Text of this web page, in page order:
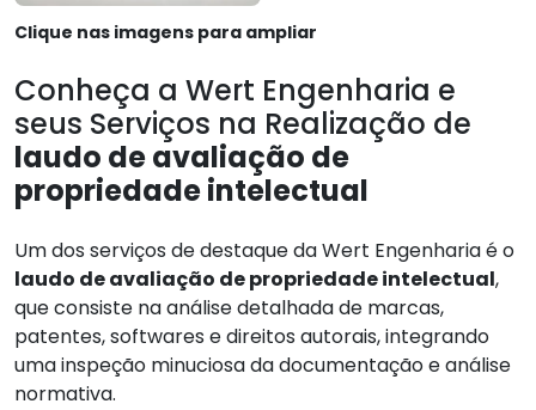
Clique nas imagens para ampliar
Conheça a Wert Engenharia e
seus Serviços na Realização de
laudo de avaliação de
propriedade intelectual
Um dos serviços de destaque da Wert Engenharia é o
laudo de avaliação de propriedade intelectual,
que consiste na análise detalhada de marcas,
patentes, softwares e direitos autorais, integrando
uma inspeção minuciosa da documentação e análise
normativa.